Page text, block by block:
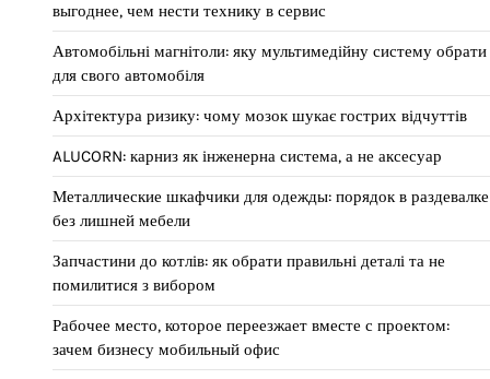
выгоднее, чем нести технику в сервис
Автомобільні магнітоли: яку мультимедійну систему обрати
для свого автомобіля
Архітектура ризику: чому мозок шукає гострих відчуттів
ALUCORN: карниз як інженерна система, а не аксесуар
Металлические шкафчики для одежды: порядок в раздевалке
без лишней мебели
Запчастини до котлів: як обрати правильні деталі та не
помилитися з вибором
Рабочее место, которое переезжает вместе с проектом:
зачем бизнесу мобильный офис